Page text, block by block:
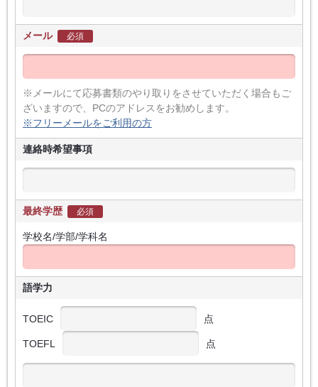
メール 必須
※メールにて応募書類のやり取りをさせていただく場合もご
ざいますので、PCのアドレスをお勧めします。
※フリーメールをご利用の方
連絡時希望事項
最終学歴 必須
学校名/学部/学科名
語学力
TOEIC 点
TOEFL 点